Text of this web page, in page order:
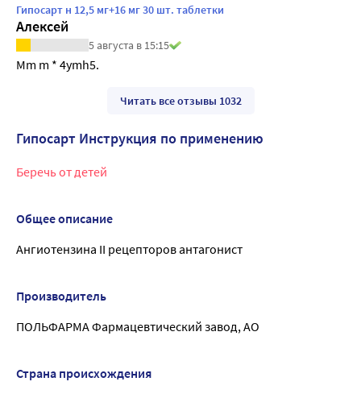
Гипосарт н 12,5 мг+16 мг 30 шт. таблетки
Алексей
5 августа в 15:15
Mm m * 4ymh5.
Читать все отзывы 1032
Гипосарт Инструкция по применению
Беречь от детей
Общее описание
Ангиотензина II рецепторов антагонист
Производитель
ПОЛЬФАРМА Фармацевтический завод, АО
Страна происхождения